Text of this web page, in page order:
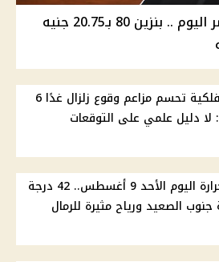
أسعار الوقود في مصر اليوم .. بنزين 80 بـ20.75 جنيه
البحوث الفلكية تحسم مزاعم وقوع زلزال غدًا 6
دليل علمي على التوقعات
درجات الحرارة اليوم الأحد 9 أغسطس.. 42 درجة
الصعيد ورياح مثيرة للرمال